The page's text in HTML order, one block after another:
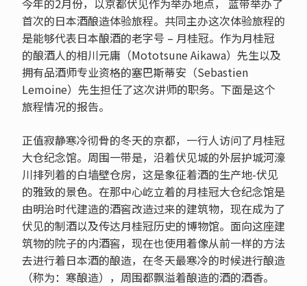
今年的2月份，以京都伏见作为举办地点， 蓝带举办了
首次的日本酒酿造体验旅程。共同主办这次体验旅程的
是能够代表日本酿酒的老字号 – 月桂冠。作为月桂冠
的酿酒人的相川元庸（Mototsune Aikawa）先生以及
拥有品酒师专业资格的塞巴斯蒂安（Sebastien
Lemoine）先生担任了这次讲师的职务。下面是这个
旅程情况的报告。
正值寂静寒冷彻骨的冬天的京都，一行人访问了月桂冠
大仓纪念馆。周围一带是，沿着伏见城的外层护城河濠
川排列着的白墙壁仓房，这是象征着酒的生产地-伏见
的雅致的景色。在那中心屹立着的月桂冠大仓纪念馆是
由明治时代建造的酒窖改造过来的建筑物，现在成为了
伏见的制酒以及传达月桂冠历史的博物馆。面向这座建
筑物的院子的内酒窖，现在也使用着像从前一样的方法
去进行着日本酒的酿造，在冬天最寒冷的时候进行酿造
（称为：寒酿造），周围都飘溢着酿造的酒的酒香。